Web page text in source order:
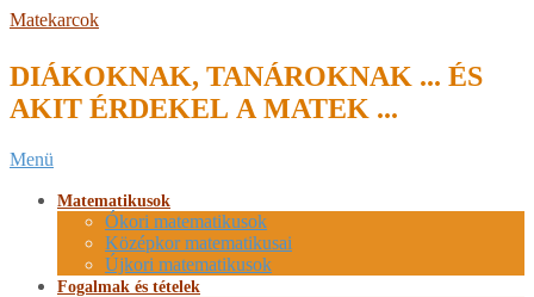
Skip
content
Matekarcok
DIÁKOKNAK, TANÁROKNAK ... ÉS
AKIT ÉRDEKEL A MATEK ...
Secondary
Menu
Menü
Matematikusok
Ókori matematikusok
Középkor matematikusai
Újkori matematikusok
Fogalmak és tételek